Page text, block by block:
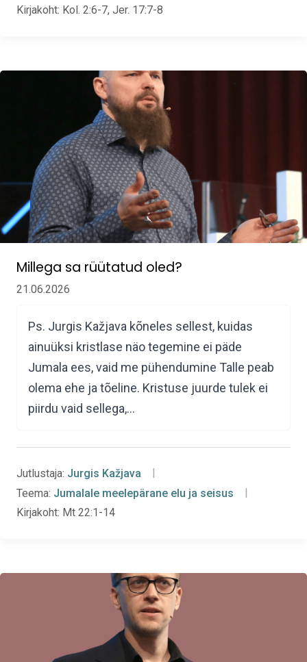
Kirjakoht: Kol. 2:6-7, Jer. 17:7-8
Millega sa rüütatud oled?
21.06.2026
Ps. Jurgis Kažjava kõneles sellest, kuidas
ainuüksi kristlase näo tegemine ei päde
Jumala ees, vaid me pühendumine Talle peab
olema ehe ja tõeline. Kristuse juurde tulek ei
piirdu vaid sellega,…
Jutlustaja: Jurgis Kažjava
Teema: Jumalale meelepärane elu ja seisus
Kirjakoht: Mt 22:1-14